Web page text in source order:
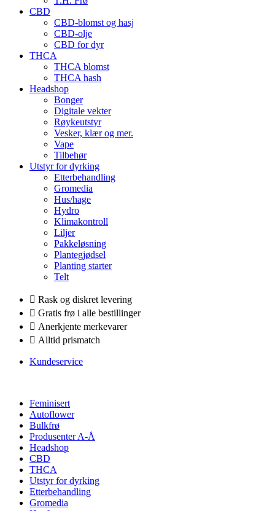
CBD
CBD-blomst og hasj
CBD-olje
CBD for dyr
THCA
THCA blomst
THCA hash
Headshop
Bonger
Digitale vekter
Røykeutstyr
Vesker, klær og mer.
Vape
Tilbehør
Utstyr for dyrking
Etterbehandling
Gromedia
Hus/hage
Hydro
Klimakontroll
Liljer
Pakkeløsning
Plantegjødsel
Planting starter
Telt
Rask og diskret levering
Gratis frø i alle bestillinger
Anerkjente merkevarer
Alltid prismatch
Kundeservice
Feminisert
Autoflower
Bulkfrø
Produsenter A-Å
Headshop
CBD
THCA
Utstyr for dyrking
Etterbehandling
Gromedia